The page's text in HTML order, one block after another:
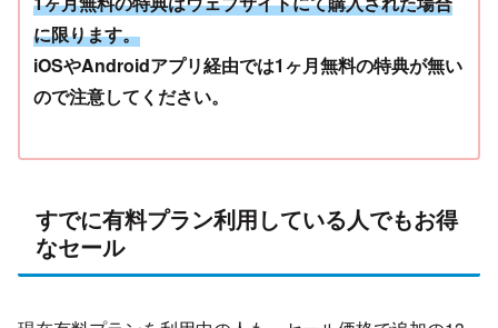
に限ります。
iOSやAndroidアプリ経由では1ヶ月無料の特典が無い
ので注意してください。
すでに有料プラン利用している人でもお得
なセール